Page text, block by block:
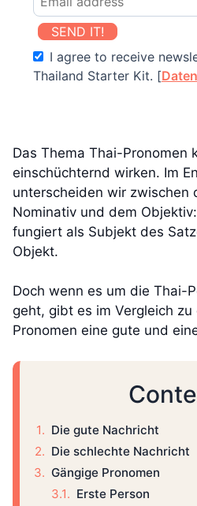
SEND IT!
I agree to receive
Thailand Starter Kit. [
Das Thema Thai-Pronomen
einschüchternd wirken. Im
unterscheiden wir zwischen
Nominativ und dem
fungiert als Subjekt des
Objekt.
Doch wenn es um die Thai-
geht, gibt es im Vergleich zu
Pronomen eine gute und
Die gute Nachricht
Die schlechte Nachricht
Gängige Pronomen
Erste Person